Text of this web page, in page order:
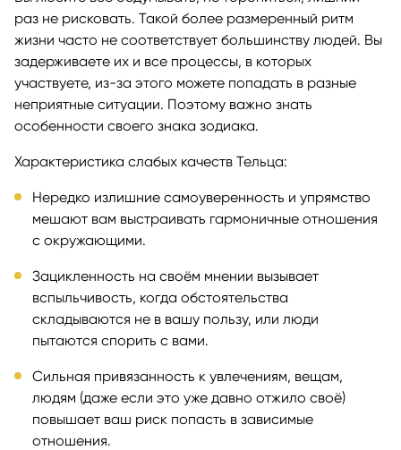
раз не рисковать. Такой более размеренный ритм
жизни часто не соответствует большинству людей. Вы
задерживаете их и все процессы, в которых
участвуете, из-за этого можете попадать в разные
неприятные ситуации. Поэтому важно знать
особенности своего знака зодиака.
Характеристика слабых качеств Тельца:
Нередко излишние самоуверенность и упрямство
мешают вам выстраивать гармоничные отношения
с окружающими.
Зацикленность на своём мнении вызывает
вспыльчивость, когда обстоятельства
складываются не в вашу пользу, или люди
пытаются спорить с вами.
Сильная привязанность к увлечениям, вещам,
людям (даже если это уже давно отжило своё)
повышает ваш риск попасть в зависимые
отношения.